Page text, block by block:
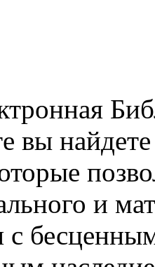
вы
и
с